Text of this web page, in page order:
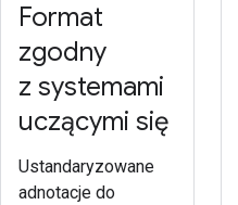
Format
zgodny
z systemami
uczącymi się
Ustandaryzowane
adnotacje do